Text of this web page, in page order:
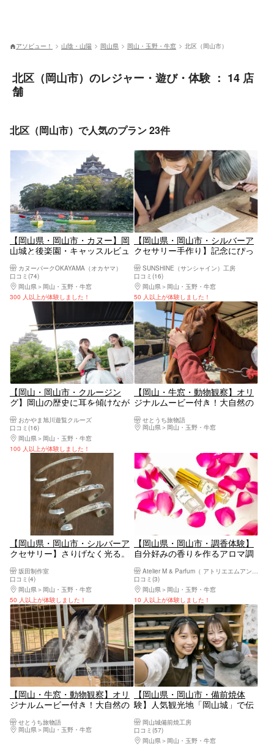
アソビュー！ 山陰・山陽 岡山県 岡山・玉野・牛窓 北区（岡山市）
北区（岡山市）のレジャー・遊び・体験 ： 14 店
舗
北区（岡山市）で人気のプラン 23件
【岡山県・岡山市・カヌー】岡
山城と後楽園・キャッスルビュ
カヌーパークOKAYAMA（オカヤマ）
口コミ(74)
岡山県
岡山・玉野・牛窓
300 人以上が体験しました！
【岡山県・岡山市・シルバーア
クセサリー手作り】記念にぴっ
SUNSHINE（サンシャイン）工房
口コミ(16)
岡山県
岡山・玉野・牛窓
50 人以上が体験しました！
【岡山・岡山市・クルージン
グ】岡山の歴史に耳を傾けなが
ルーズ体験
おかやま旭川遊覧クルーズ
口コミ(16)
岡山県
岡山・玉野・牛窓
100 人以上が体験しました！
【岡山・牛窓・動物観察】オリ
ジナルムービー付き！大自然の
きなど1時間フルプラン）
せとうち旅物語
岡山県
岡山・玉野・牛窓
【岡山県・岡山市・シルバーア
クセサリー】さりげなく光る。
坂田制作室
口コミ(4)
岡山県
岡山・玉野・牛窓
50 人以上が体験しました！
【岡山県・岡山市・調香体験】
自分好みの香りを作るアロマ調
Atelier M & Parfum（ アトリエエムアンドパルファン）
口コミ(3)
岡山県
岡山・玉野・牛窓
10 人以上が体験しました！
【岡山・牛窓・動物観察】オリ
ジナルムービー付き！大自然の
やり等30分ライトプラン）
せとうち旅物語
岡山県
岡山・玉野・牛窓
【岡山県・岡山市・備前焼体
験】人気観光地「岡山城」で伝
岡山城備前焼工房
口コミ(57)
岡山県
岡山・玉野・牛窓